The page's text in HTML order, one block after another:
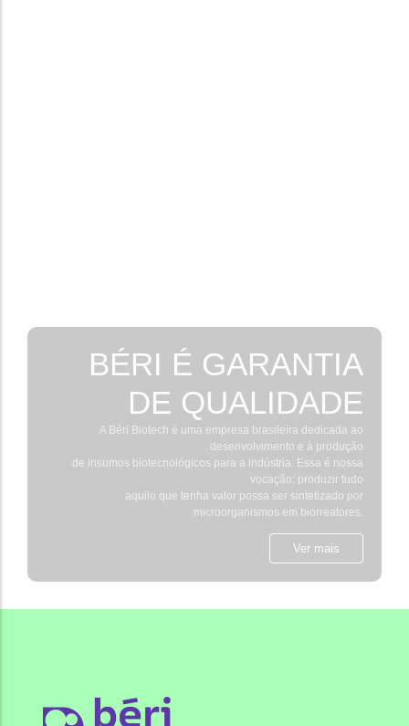
BÉRI É GARANTIA
DE QUALIDADE
A Béri Biotech é uma empresa brasileira dedicada ao
desenvolvimento e à produção
de insumos biotecnológicos para a indústria. Essa é nossa
vocação: produzir tudo
aquilo que tenha valor possa ser sintetizado por
microorganismos em biorreatores.
Ver mais